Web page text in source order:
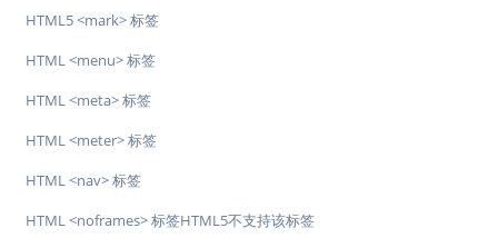
HTML5 <mark> 标签
HTML <menu> 标签
HTML <meta> 标签
HTML <meter> 标签
HTML <nav> 标签
HTML <noframes> 标签HTML5不支持该标签